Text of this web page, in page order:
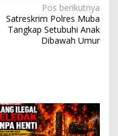
Pos berikutnya
Satreskrim Polres Muba
Tangkap Setubuhi Anak
Dibawah Umur